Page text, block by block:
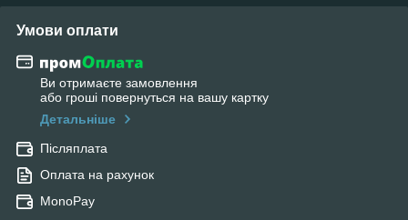
Умови оплати
Ви отримаєте замовлення
або гроші повернуться на вашу картку
Детальніше
Післяплата
Оплата на рахунок
MonoPay